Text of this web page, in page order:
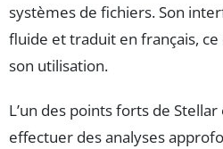
systèmes de fichiers. Son
fluide et traduit en français,
son utilisation.
L’un des points forts de Stellar
effectuer des analyses